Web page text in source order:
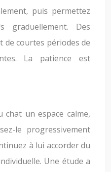
puis permettez
graduellement. Des
de courtes périodes de
La patience est
chat un espace calme,
le progressivement
à lui accorder du
Une étude a